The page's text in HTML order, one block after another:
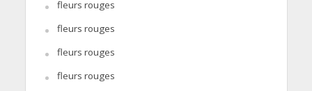
fleurs rouges
fleurs rouges
fleurs rouges
fleurs rouges